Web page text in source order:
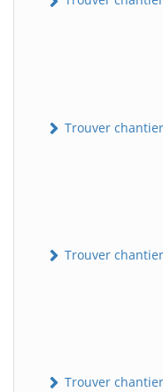
Trouver
Trouver
Trouver